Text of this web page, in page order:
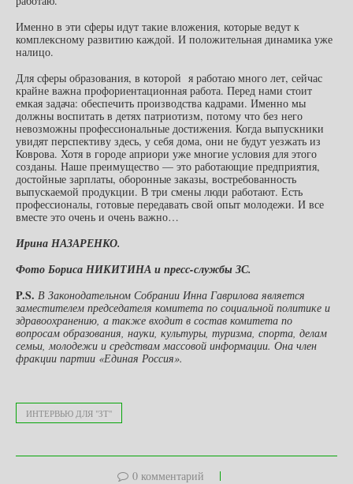
Именно в эти сферы идут такие вложения, которые ведут к
комплексному развитию каждой. И положительная динамика уже
налицо.
Для сферы образования, в которой я работаю много лет, сейчас
крайне важна профориентационная работа. Перед нами стоит
емкая задача: обеспечить производства кадрами. Именно мы
должны воспитать в детях патриотизм, потому что без него
невозможны профессиональные достижения. Когда выпускники
увидят перспективу здесь, у себя дома, они не будут уезжать из
Коврова. Хотя в городе априори уже многие условия для этого
созданы. Наше преимущество — это работающие предприятия,
достойные зарплаты, оборонные заказы, востребованность
выпускаемой продукции. В три смены люди работают. Есть
профессионалы, готовые передавать свой опыт молодежи. И все
вместе это очень и очень важно…
Ирина НАЗАРЕНКО.
Фото Бориса НИКИТИНА и пресс-службы ЗС.
P.S. В Законодательном Собрании Инна Гаврилова является
заместителем председателя комитета по социальной политике и
здравоохранению, а также входит в состав комитета по
вопросам образования, науки, культуры, туризма, спорта, делам
семьи, молодежи и средствам массовой информации. Она член
фракции партии «Единая Россия».
ИНТЕРВЬЮ ДЛЯ "ЗТ"
0 комментарий